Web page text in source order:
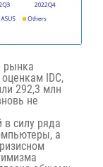
рынка
IDC,
292,3 млн
не
в силу ряда
а